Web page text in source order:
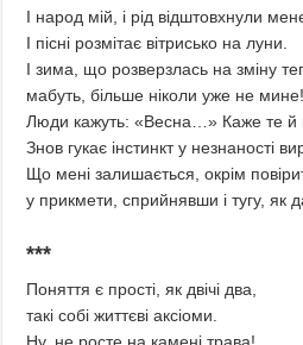
І народ мій, і рід відштовхнули
І пісні розмітає вітрисько на луни.
І зима, що розверзлась на зміну
мабуть, більше ніколи уже не мине!
Люди кажуть: «Весна…» Каже те й
Знов гукає інстинкт у незнаності вир
Що мені залишається, окрім
у прикмети, сприйнявши і тугу, як
***
Поняття є прості, як двічі два,
такі собі життєві аксіоми.